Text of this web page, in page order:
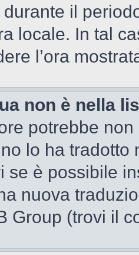
il
locale. In tal
l’ora
non è nella
potrebbe
lo ha
se è possibile
nuova
Group (trovi il